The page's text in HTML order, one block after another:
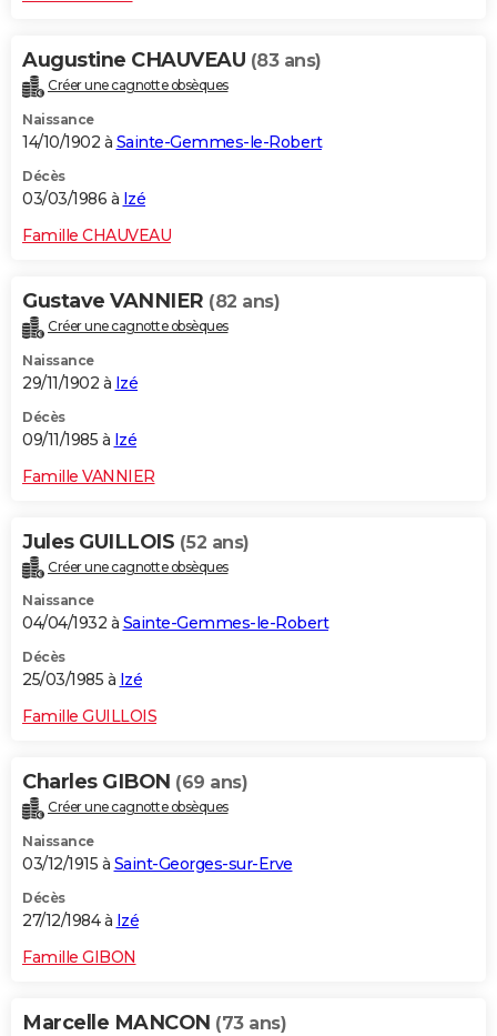
Augustine CHAUVEAU (83 ans)
Créer une cagnotte obsèques
Naissance
14/10/1902 à Sainte-Gemmes-le-Robert
Décès
03/03/1986 à Izé
Famille CHAUVEAU
Gustave VANNIER (82 ans)
Créer une cagnotte obsèques
Naissance
29/11/1902 à Izé
Décès
09/11/1985 à Izé
Famille VANNIER
Jules GUILLOIS (52 ans)
Créer une cagnotte obsèques
Naissance
04/04/1932 à Sainte-Gemmes-le-Robert
Décès
25/03/1985 à Izé
Famille GUILLOIS
Charles GIBON (69 ans)
Créer une cagnotte obsèques
Naissance
03/12/1915 à Saint-Georges-sur-Erve
Décès
27/12/1984 à Izé
Famille GIBON
Marcelle MANCON (73 ans)